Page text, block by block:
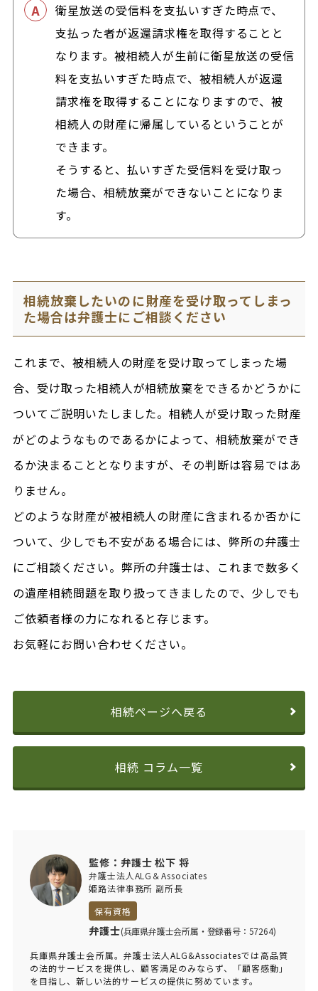
衛星放送の受信料を支払いすぎた時点で、
支払った者が返還請求権を取得することと
なります。被相続人が生前に衛星放送の受信
料を支払いすぎた時点で、被相続人が返還
請求権を取得することになりますので、被
相続人の財産に帰属しているということが
できます。
そうすると、払いすぎた受信料を受け取っ
た場合、相続放棄ができないことになりま
す。
相続放棄したいのに財産を受け取ってしまっ
た場合は弁護士にご相談ください
これまで、被相続人の財産を受け取ってしまった場
合、受け取った相続人が相続放棄をできるかどうかに
ついてご説明いたしました。相続人が受け取った財産
がどのようなものであるかによって、相続放棄ができ
るか決まることとなりますが、その判断は容易ではあ
りません。
どのような財産が被相続人の財産に含まれるか否かに
ついて、少しでも不安がある場合には、弊所の弁護士
にご相談ください。弊所の弁護士は、これまで数多く
の遺産相続問題を取り扱ってきましたので、少しでも
ご依頼者様の力になれると存じます。
お気軽にお問い合わせください。
相続ページへ戻る
相続 コラム一覧
監修：弁護士 松下 将
弁護士法人ALG＆Associates
姫路法律事務所 副所長
保有資格
弁護士(兵庫県弁護士会所属・登録番号：57264)
兵庫県弁護士会所属。弁護士法人ALG&Associatesでは高品質
の法的サービスを提供し、顧客満足のみならず、「顧客感動」
を目指し、新しい法的サービスの提供に努めています。